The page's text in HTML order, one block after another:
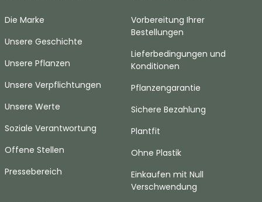
Die Marke
Unsere Geschichte
Unsere Pflanzen
Unsere Verpflichtungen
Unsere Werte
Soziale Verantwortung
Offene Stellen
Pressebereich
Vorbereitung Ihrer
Bestellungen
Lieferbedingungen und
Konditionen
Pflanzengarantie
Sichere Bezahlung
Plantfit
Ohne Plastik
Einkaufen mit Null
Verschwendung